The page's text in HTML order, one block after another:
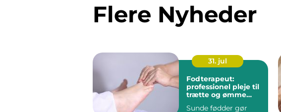
Flere Nyheder
31. jul
Fodterapeut:
professionel pleje til
trætte og ømme
Sunde fødder gør